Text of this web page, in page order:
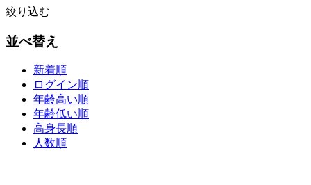
絞り込む
並べ替え
新着順
ログイン順
年齢高い順
年齢低い順
高身長順
人数順